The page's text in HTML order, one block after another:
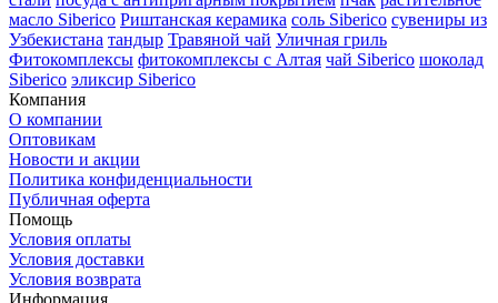
масло Siberico Риштанская керамика соль Siberico сувениры из
Узбекистана тандыр Травяной чай Уличная гриль
Фитокомплексы фитокомплексы с Алтая чай Siberico шоколад
Siberico эликсир Siberico
Компания
О компании
Оптовикам
Новости и акции
Политика конфиденциальности
Публичная оферта
Помощь
Условия оплаты
Условия доставки
Условия возврата
Информация